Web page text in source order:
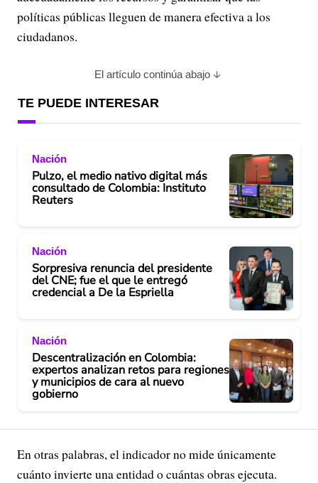
políticas públicas lleguen de manera efectiva a los
ciudadanos.
El artículo continúa abajo
TE PUEDE INTERESAR
Nación
Pulzo, el medio nativo digital más
consultado de Colombia: Instituto
Reuters
Nación
Sorpresiva renuncia del presidente
del CNE; fue el que le entregó
credencial a De la Espriella
Nación
Descentralización en Colombia:
expertos analizan retos para regiones
y municipios de cara al nuevo
gobierno
En otras palabras, el indicador no mide únicamente
cuánto invierte una entidad o cuántas obras ejecuta.